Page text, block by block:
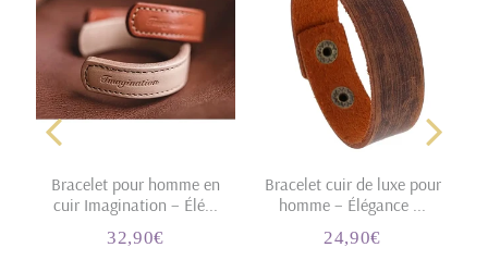
Bracelet pour homme en
cuir Imagination – Élé...
Prix
32,90€
Bracelet cuir de luxe pour
homme – Élégance ...
Prix
24,90€